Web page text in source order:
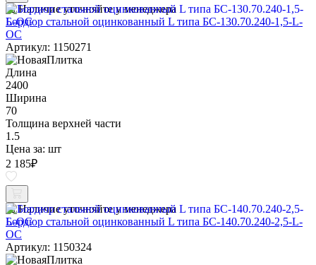
Наличие уточняйте у менеджера
Бордюр стальной оцинкованный L типа БС-130.70.240-1,5-L-
ОС
Артикул: 1150271
Длина
2400
Ширина
70
Толщина верхней части
1.5
Цена за: шт
2 185₽
Наличие уточняйте у менеджера
Бордюр стальной оцинкованный L типа БС-140.70.240-2,5-L-
ОС
Артикул: 1150324